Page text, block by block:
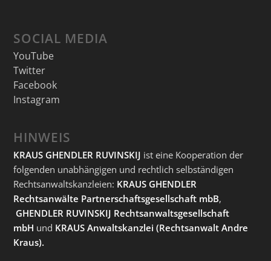
SOCIAL MEDIA
YouTube
Twitter
Facebook
Instagram
HINWEIS
KRAUS GHENDLER RUVINSKIJ ist eine Kooperation der
folgenden unabhängigen und rechtlich selbständigen
Rechtsanwaltskanzleien: KRAUS GHENDLER
Rechtsanwälte Partnerschaftsgesellschaft mbB,
GHENDLER RUVINSKIJ Rechtsanwaltsgesellschaft
mbH und KRAUS Anwaltskanzlei (Rechtsanwalt Andre
Kraus).